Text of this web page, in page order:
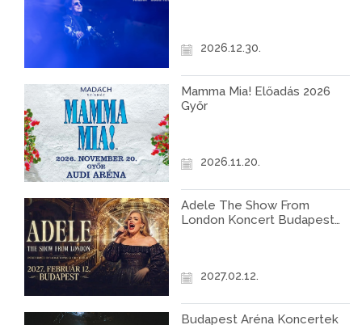
2026.12.30.
Mamma Mia! Előadás 2026
Győr
2026.11.20.
Adele The Show From
London Koncert Budapest
2027.02.12.
Budapest Aréna Koncertek